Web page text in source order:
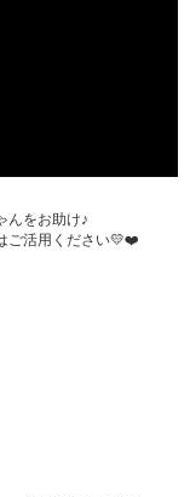
んをお助け♪
ご活用ください💛❤️